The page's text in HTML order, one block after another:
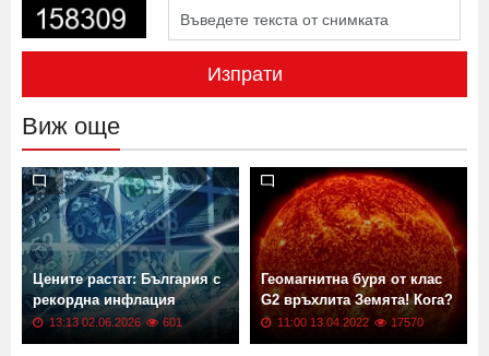
Изпрати
Виж още
Цените растат: България с
рекордна инфлация
13:13 02.06.2026 601
Геомагнитна буря от клас
G2 връхлита Земята! Кога?
11:00 13.04.2022 17570